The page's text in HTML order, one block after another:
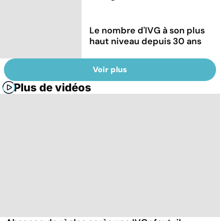
Le nombre d'IVG à son plus
haut niveau depuis 30 ans
Voir plus
Plus de vidéos